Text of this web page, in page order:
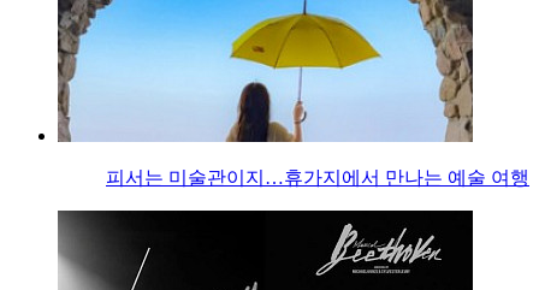
피서는 미술관이지…휴가지에서 만나는 예술 여행